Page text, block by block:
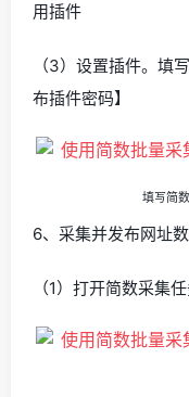
用插件
（3）设置插件。填
布插件密码】
填写简
6、采集并发布网址
（1）打开简数采集